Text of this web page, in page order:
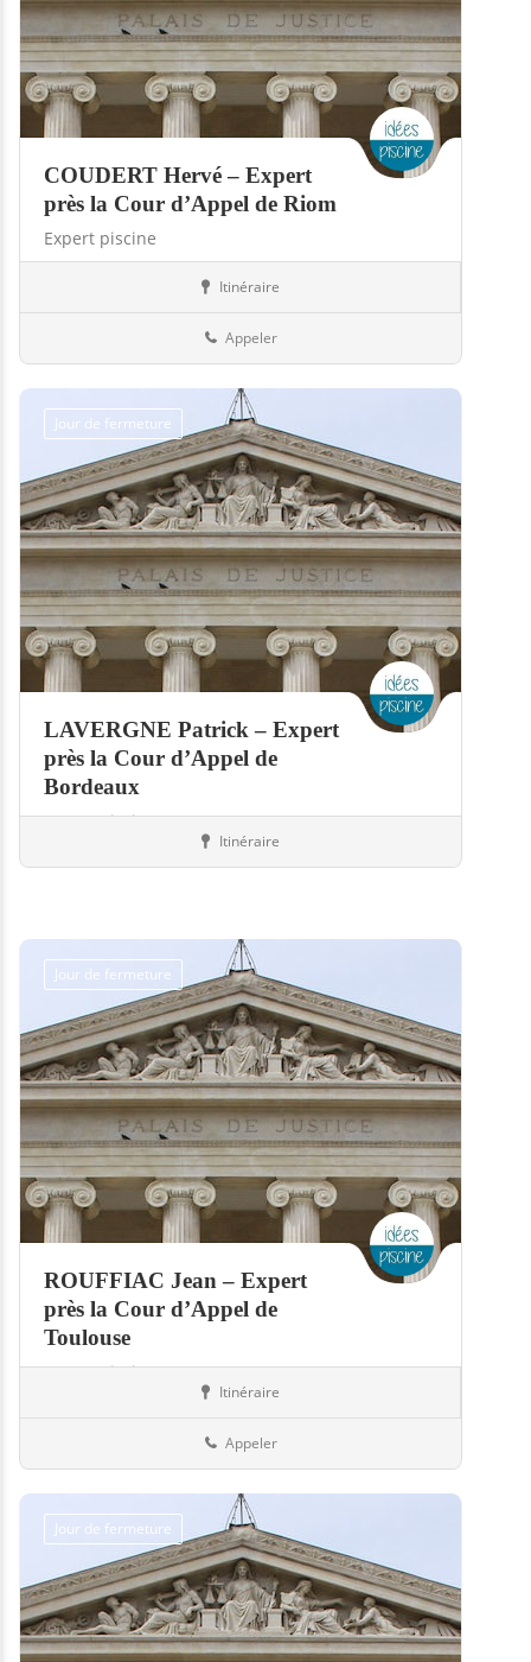
COUDERT Hervé – Expert
près la Cour d’Appel de Riom
Expert piscine
Itinéraire
Appeler
Jour de fermeture
LAVERGNE Patrick – Expert
près la Cour d’Appel de
Bordeaux
Expert piscine
Itinéraire
Jour de fermeture
ROUFFIAC Jean – Expert
près la Cour d’Appel de
Toulouse
Expert piscine
Itinéraire
Appeler
Jour de fermeture